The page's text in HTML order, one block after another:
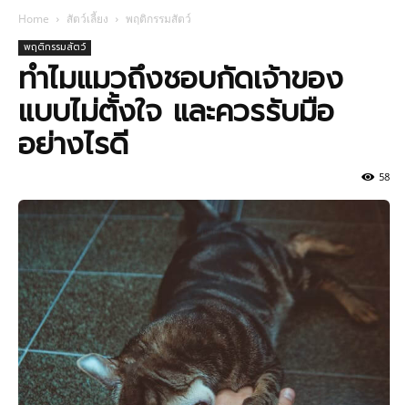
Home สัตว์เลี้ยง พฤติกรรมสัตว์
พฤติกรรมสัตว์
ทำไมแมวถึงชอบกัดเจ้าของ
แบบไม่ตั้งใจ และควรรับมือ
อย่างไรดี
58